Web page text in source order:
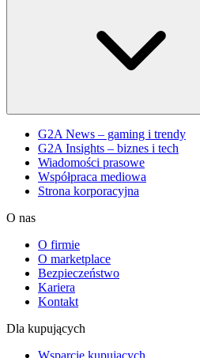
G2A News – gaming i trendy
G2A Insights – biznes i tech
Wiadomości prasowe
Współpraca mediowa
Strona korporacyjna
O nas
O firmie
O marketplace
Bezpieczeństwo
Kariera
Kontakt
Dla kupujących
Wsparcie kupujących